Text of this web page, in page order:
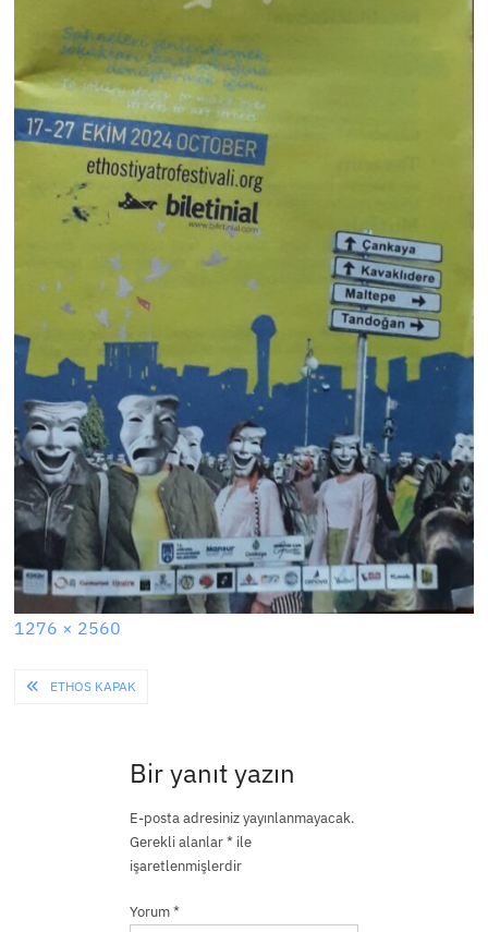
Full
1276 × 2560
YazıETHOS KAPAK
Bir yanıt yazın
E-posta adresiniz yayınlanmayacak.
Gerekli alanlar*ile
işaretlenmişlerdir
Yorum*